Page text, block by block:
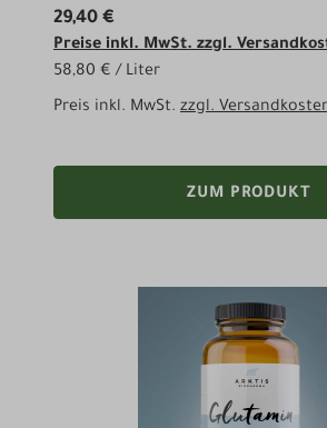
29,40 €
Preise inkl. MwSt. zzgl.
58,80 € / Liter
Preis inkl. MwSt. zzgl.
ZUM PRODUKT